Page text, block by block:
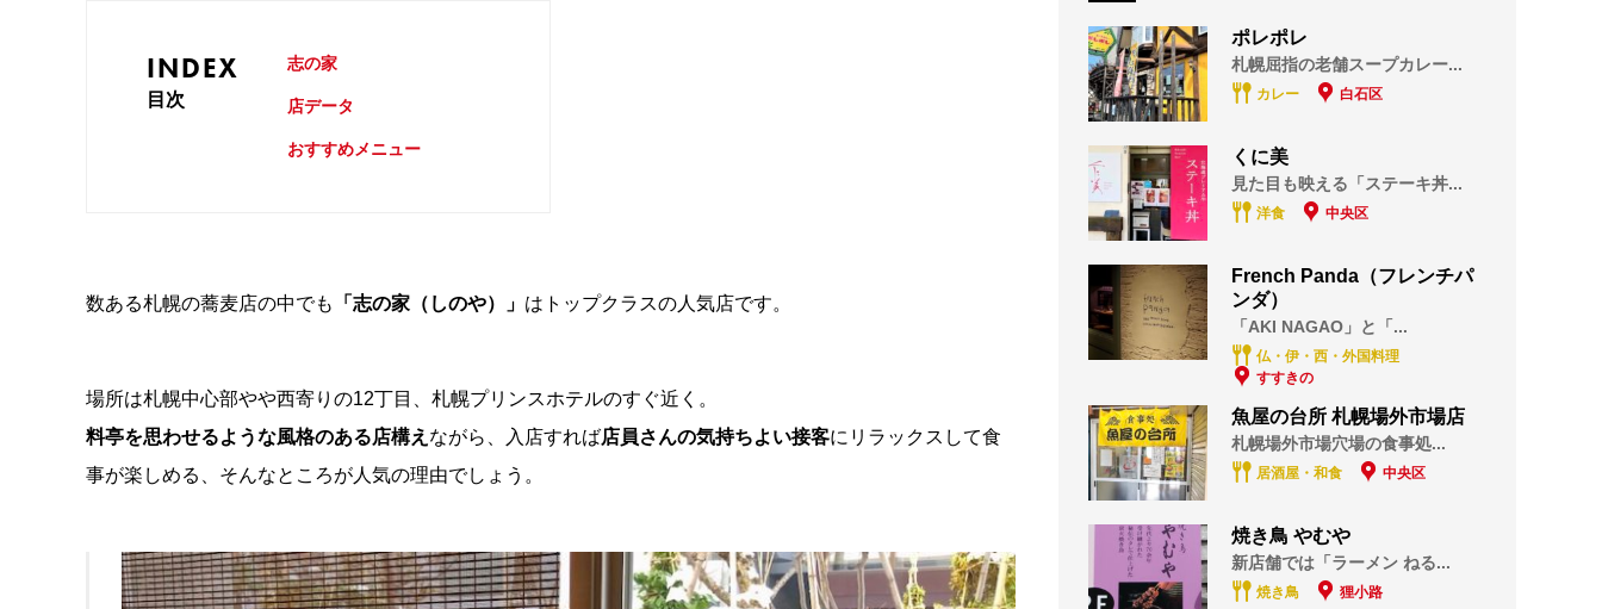
INDEX
目次
志の家
店データ
おすすめメニュー
数ある札幌の蕎麦店の中でも 「志の家（しのや）」 はトップクラスの人気店です。
場所は札幌中心部やや西寄りの12丁目、札幌プリンスホテルのすぐ近く。
料亭を思わせるような風格のある店構え ながら、入店すれば店員さんの気持ちよい接客にリラックスして食
事が楽しめる、そんなところが人気の理由でしょう。
ポレポレ
札幌屈指の老舗スープカレー...
カレー 白石区
くに美
見た目も映える「ステーキ丼...
洋食 中央区
French Panda（フレンチパ
ンダ）
「AKI NAGAO」と「...
仏・伊・西・外国料理
すすきの
魚屋の台所 札幌場外市場店
札幌場外市場穴場の食事処...
居酒屋・和食 中央区
焼き鳥 やむや
新店舗では「ラーメン ねる...
焼き鳥 狸小路